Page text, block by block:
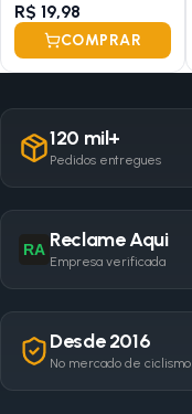
R$ 19,98
COMPRAR
120 mil+
Pedidos entregues
RA Reclame Aqui
Empresa verificada
Desde 2016
No mercado de ciclismo